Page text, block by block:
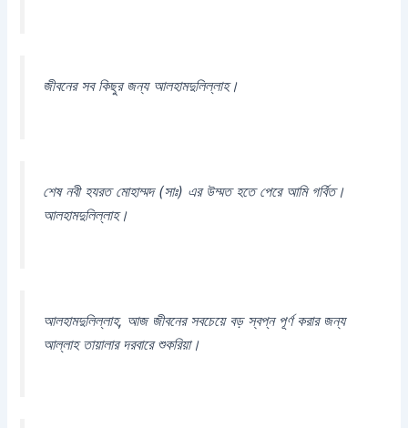
জীবনের সব কিছুর জন্য আলহামদুলিল্লাহ।
শেষ নবী হযরত মোহাম্মদ (সাঃ) এর উম্মত হতে পেরে আমি গর্বিত।
আলহামদুলিল্লাহ।
আলহামদুলিল্লাহ, আজ জীবনের সবচেয়ে বড় স্বপ্ন পূর্ণ করার জন্য
আল্লাহ তায়ালার দরবারে শুকরিয়া।